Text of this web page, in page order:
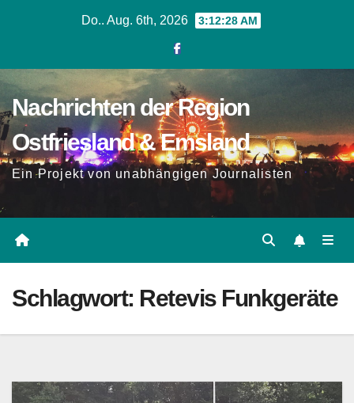
Do.. Aug. 6th, 2026 3:12:28 AM
Nachrichten der Region
Ostfriesland & Emsland
Ein Projekt von unabhängigen Journalisten
Schlagwort: Retevis Funkgeräte